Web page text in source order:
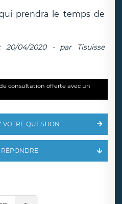
prendra le temps de
04/2020 - par Tisuisse
consultation offerte avec un
VOTRE QUESTION
RÉPONDRE